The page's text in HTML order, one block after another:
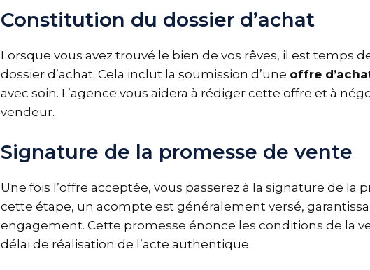
Constitution du dossier d’achat
Lorsque vous avez trouvé le bien de vos rêves, il est temps
dossier d’achat. Cela inclut la soumission d’une offre
avec soin. L’agence vous aidera à rédiger cette offre et à
vendeur.
Signature de la promesse de vente
Une fois l’offre acceptée, vous passerez à la signature de la
cette étape, un acompte est généralement versé,
engagement. Cette promesse énonce les conditions de la
délai de réalisation de l’acte authentique.